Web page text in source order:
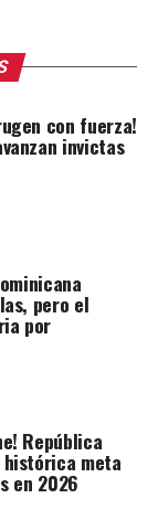
con fuerza!
invictas
pero el
por
República
histórica meta
en 2026